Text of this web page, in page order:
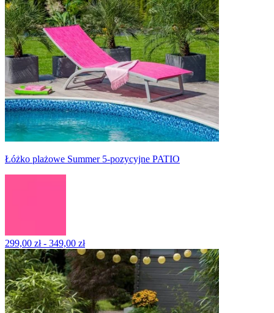
Łóżko plażowe Summer 5-pozycyjne PATIO
299,00 zł - 349,00 zł